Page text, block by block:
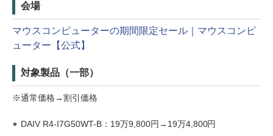
会場
マウスコンピューターの期間限定セール｜マウスコンピ
ューター【公式】
対象製品（一部）
※通常価格→割引価格
DAIV R4-I7G50WT-B：19万9,800円→19万4,800円